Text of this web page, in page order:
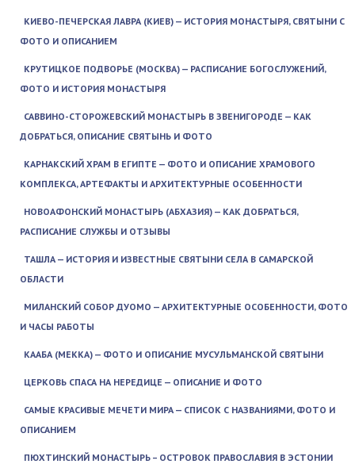
КИЕВО-ПЕЧЕРСКАЯ ЛАВРА (КИЕВ) — ИСТОРИЯ МОНАСТЫРЯ, СВЯТЫНИ С
ФОТО И ОПИСАНИЕМ
КРУТИЦКОЕ ПОДВОРЬЕ (МОСКВА) — РАСПИСАНИЕ БОГОСЛУЖЕНИЙ,
ФОТО И ИСТОРИЯ МОНАСТЫРЯ
САВВИНО-СТОРОЖЕВСКИЙ МОНАСТЫРЬ В ЗВЕНИГОРОДЕ — КАК
ДОБРАТЬСЯ, ОПИСАНИЕ СВЯТЫНЬ И ФОТО
КАРНАКСКИЙ ХРАМ В ЕГИПТЕ — ФОТО И ОПИСАНИЕ ХРАМОВОГО
КОМПЛЕКСА, АРТЕФАКТЫ И АРХИТЕКТУРНЫЕ ОСОБЕННОСТИ
НОВОАФОНСКИЙ МОНАСТЫРЬ (АБХАЗИЯ) — КАК ДОБРАТЬСЯ,
РАСПИСАНИЕ СЛУЖБЫ И ОТЗЫВЫ
ТАШЛА — ИСТОРИЯ И ИЗВЕСТНЫЕ СВЯТЫНИ СЕЛА В САМАРСКОЙ
ОБЛАСТИ
МИЛАНСКИЙ СОБОР ДУОМО — АРХИТЕКТУРНЫЕ ОСОБЕННОСТИ, ФОТО
И ЧАСЫ РАБОТЫ
КААБА (МЕККА) — ФОТО И ОПИСАНИЕ МУСУЛЬМАНСКОЙ СВЯТЫНИ
ЦЕРКОВЬ СПАСА НА НЕРЕДИЦЕ — ОПИСАНИЕ И ФОТО
САМЫЕ КРАСИВЫЕ МЕЧЕТИ МИРА — СПИСОК С НАЗВАНИЯМИ, ФОТО И
ОПИСАНИЕМ
ПЮХТИНСКИЙ МОНАСТЫРЬ – ОСТРОВОК ПРАВОСЛАВИЯ В ЭСТОНИИ